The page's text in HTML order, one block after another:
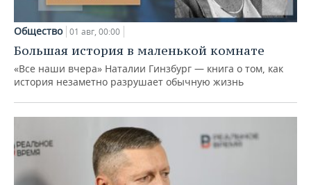
Общество 01 авг, 00:00
Большая история в маленькой комнате
«Все наши вчера» Наталии Гинзбург — книга о том, как
история незаметно разрушает обычную жизнь